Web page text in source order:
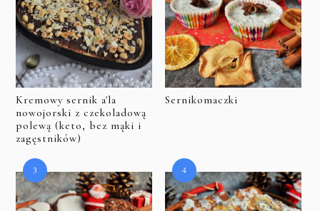
Kremowy sernik a'la
nowojorski z czekoladową
polewą (keto, bez mąki i
zagęstników)
Sernikomaczki